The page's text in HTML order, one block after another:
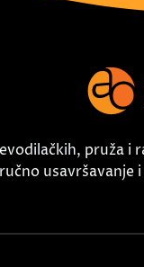
pruža i
usavršavanje